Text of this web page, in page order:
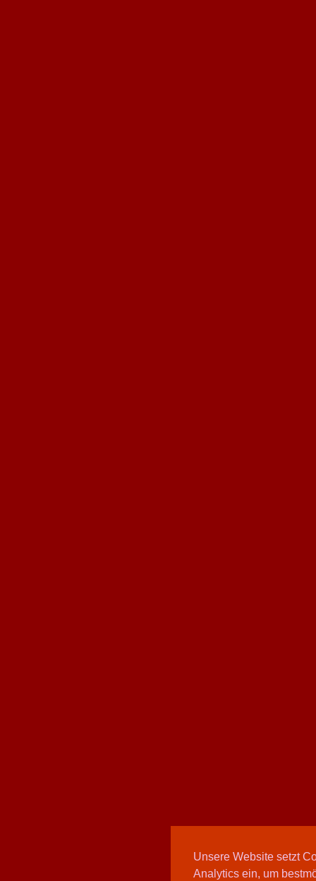
Unsere Website setzt
Analytics ein, um